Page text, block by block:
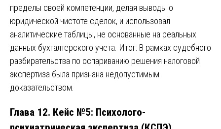
пределы своей компетенции, делая выводы о
юридической чистоте сделок, и использовал
аналитические таблицы, не основанные на реальных
данных бухгалтерского учета. Итог: В рамках судебного
разбирательства по оспариванию решения налоговой
экспертиза была признана недопустимым
доказательством.
Глава 12. Кейс №5: Психолого-